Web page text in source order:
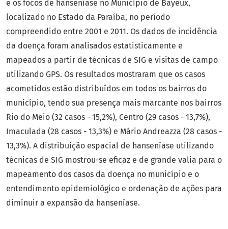
e os focos de hanseníase no Município de Bayeux,
localizado no Estado da Paraíba, no período
compreendido entre 2001 e 2011. Os dados de incidência
da doença foram analisados estatisticamente e
mapeados a partir de técnicas de SIG e visitas de campo
utilizando GPS. Os resultados mostraram que os casos
acometidos estão distribuídos em todos os bairros do
município, tendo sua presença mais marcante nos bairros
Rio do Meio (32 casos - 15,2%), Centro (29 casos - 13,7%),
Imaculada (28 casos - 13,3%) e Mário Andreazza (28 casos -
13,3%). A distribuição espacial de hanseníase utilizando
técnicas de SIG mostrou-se eficaz e de grande valia para o
mapeamento dos casos da doença no município e o
entendimento epidemiológico e ordenação de ações para
diminuir a expansão da hanseníase.